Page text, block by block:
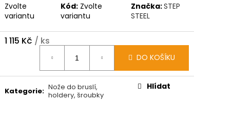
Zvolte
variantu
Kód: Zvolte
variantu
Značka:STEP
STEEL
1 115 Kč / ks
DO KOŠÍKU
Kategorie: Nože do bruslí,
holdery, šroubky
Hlídat